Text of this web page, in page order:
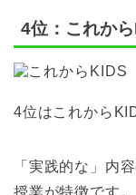
4位：これか
4位はこれから
「実践的な」内
授業が特徴です。